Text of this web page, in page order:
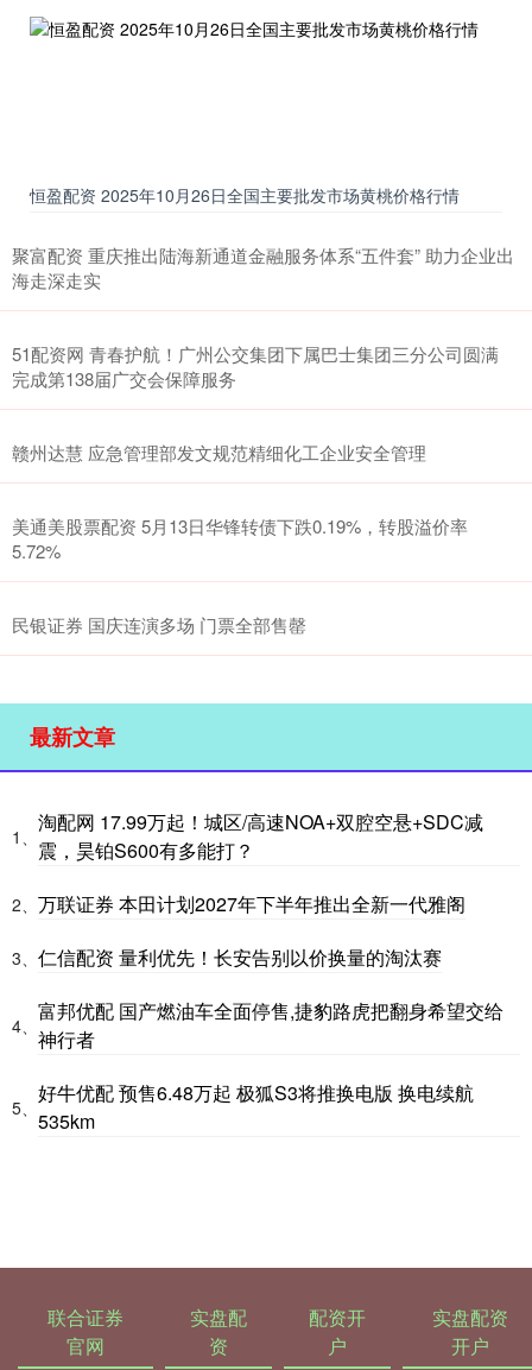
恒盈配资 2025年10月26日全国主要批发市场黄桃价格行情
聚富配资 重庆推出陆海新通道金融服务体系“五件套” 助力企业出
海走深走实
51配资网 青春护航！广州公交集团下属巴士集团三分公司圆满
完成第138届广交会保障服务
赣州达慧 应急管理部发文规范精细化工企业安全管理
美通美股票配资 5月13日华锋转债下跌0.19%，转股溢价率
5.72%
民银证券 国庆连演多场 门票全部售罄
最新文章
1、
淘配网 17.99万起！城区/高速NOA+双腔空悬+SDC减
震，昊铂S600有多能打？
2、 万联证券 本田计划2027年下半年推出全新一代雅阁
3、 仁信配资 量利优先！长安告别以价换量的淘汰赛
4、
富邦优配 国产燃油车全面停售,捷豹路虎把翻身希望交给
神行者
5、
好牛优配 预售6.48万起 极狐S3将推换电版 换电续航
535km
联合证券
官网
实盘配
资
配资开
户
实盘配资
开户